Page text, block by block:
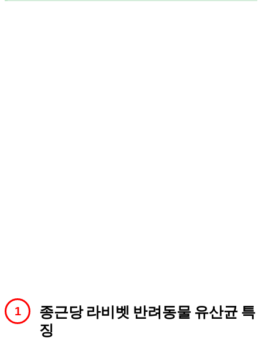
종근당 라비벳 반려동물 유산균 특
징